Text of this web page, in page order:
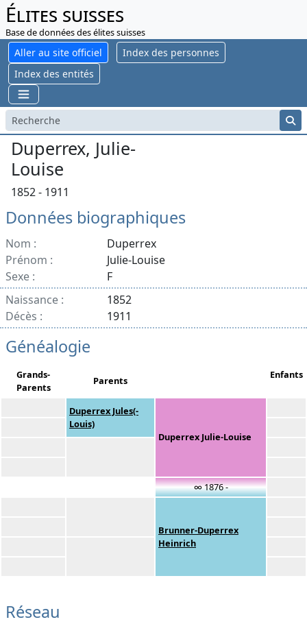
Élites suisses
Base de données des élites suisses
Aller au site officiel
Index des personnes
Index des entités
Duperrex, Julie-
Louise
1852 - 1911
Données biographiques
Nom :
Duperrex
Prénom :
Julie-Louise
Sexe :
F
Naissance :
1852
Décès :
1911
Généalogie
Grands-
Parents
Parents Enfants
Duperrex Jules(-
Louis)
Duperrex Julie-Louise
∞ 1876 -
Brunner-Duperrex
Heinrich
Réseau